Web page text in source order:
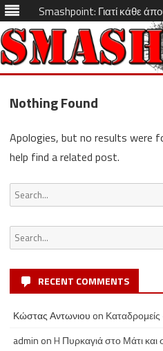
Smashpoint: Γιατί κάθε
Nothing Found
Apologies, but no results were
help find a related post.
Search
for:
Search
for:
RECENT COMMENTS
Κώστας Αντωνιου on
admin onH Πυρκαγιά στο Μάτι